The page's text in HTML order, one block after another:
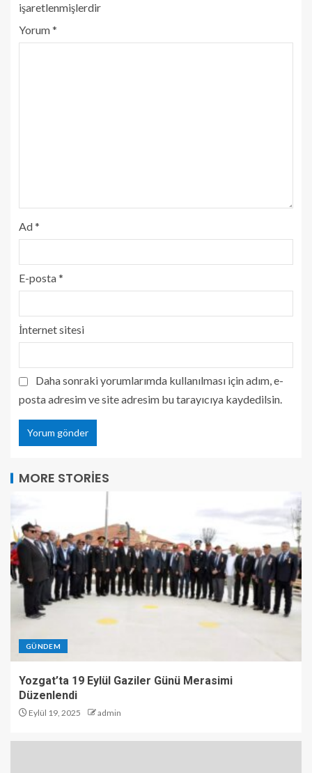
işaretlenmişlerdir
Yorum*
Ad*
E-posta*
İnternet sitesi
Daha sonraki yorumlarımda kullanılması için adım, e-
posta adresim ve site adresim bu tarayıcıya kaydedilsin.
MORE STORIES
GÜNDEM
Yozgat’ta 19 Eylül Gaziler Günü Merasimi
Düzenlendi
Eylül 19, 2025 admin